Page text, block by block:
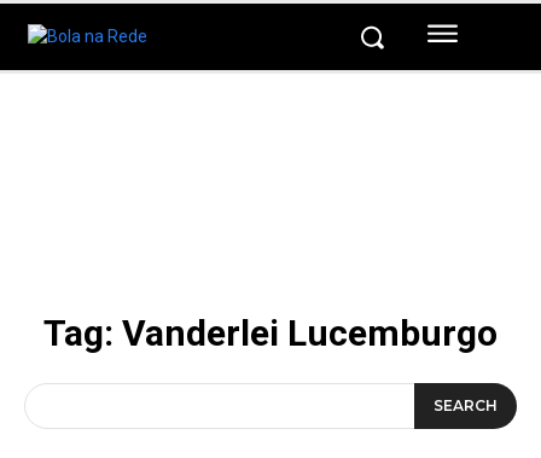
Tag: Vanderlei Lucemburgo
SEARCH